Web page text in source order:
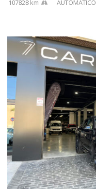
107828 km AUTOMATICO